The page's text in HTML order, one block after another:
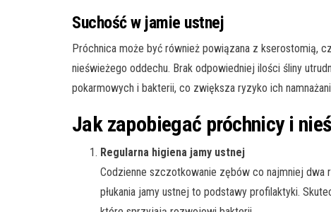
Suchość w jamie ustnej
Próchnica może być również powiązana z kserostomią,
nieświeżego oddechu. Brak odpowiedniej ilości śliny
pokarmowych i bakterii, co zwiększa ryzyko ich
Jak zapobiegać próchnicy i
Regularna higiena jamy ustnej
Codzienne szczotkowanie zębów co najmniej dwa
płukania jamy ustnej to podstawy profilaktyki.